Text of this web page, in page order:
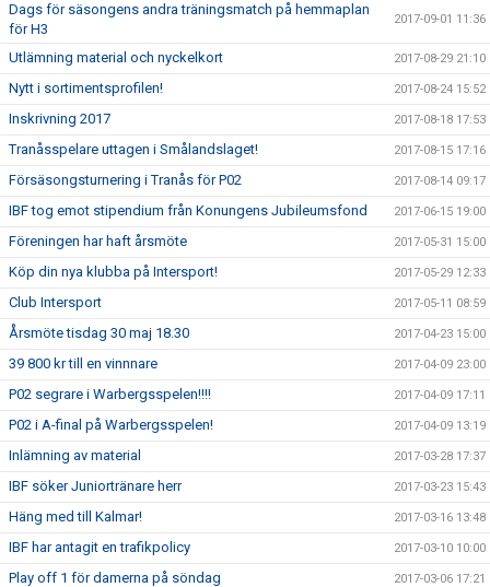
Dags för säsongens andra träningsmatch på hemmaplan
för H3
2017-09-01 11:36
Utlämning material och nyckelkort 2017-08-29 21:10
Nytt i sortimentsprofilen! 2017-08-24 15:52
Inskrivning 2017 2017-08-18 17:53
Tranåsspelare uttagen i Smålandslaget! 2017-08-15 17:16
Försäsongsturnering i Tranås för P02 2017-08-14 09:17
IBF tog emot stipendium från Konungens Jubileumsfond 2017-06-15 19:00
Föreningen har haft årsmöte 2017-05-31 15:00
Köp din nya klubba på Intersport! 2017-05-29 12:33
Club Intersport 2017-05-11 08:59
Årsmöte tisdag 30 maj 18.30 2017-04-23 15:00
39 800 kr till en vinnnare 2017-04-09 23:00
P02 segrare i Warbergsspelen!!!! 2017-04-09 17:11
P02 i A-final på Warbergsspelen! 2017-04-09 13:19
Inlämning av material 2017-03-28 17:37
IBF söker Juniortränare herr 2017-03-23 15:43
Häng med till Kalmar! 2017-03-16 13:48
IBF har antagit en trafikpolicy 2017-03-10 10:00
Play off 1 för damerna på söndag 2017-03-06 17:21